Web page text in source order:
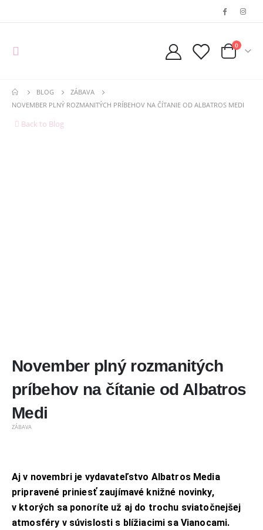
0
BLOG
ZÁBAVA
NOVEMBER PLNÝ ROZMANITÝCH PRÍBEHOV NA ČÍTANIE OD ALBATROS MEDI
Back to Blog
November plný rozmanitých
príbehov na čítanie od Albatros
Medi
ZÁBAVA
Aj v novembri je vydavateľstvo Albatros Media
pripravené priniesť zaujímavé knižné novinky,
v ktorých sa ponoríte už aj do trochu sviatočnejšej
atmosféry v súvislosti s blížiacimi sa Vianocami.